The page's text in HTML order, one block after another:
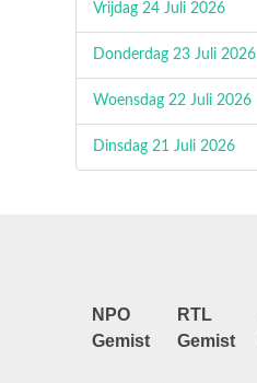
Vrijdag 24 Juli 2026
Donderdag 23 Juli 2026
Woensdag 22 Juli 2026
Dinsdag 21 Juli 2026
NPO
Gemist
RTL
Gemist